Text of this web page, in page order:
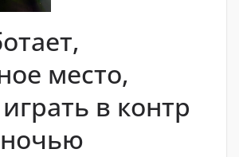
место,
в контр